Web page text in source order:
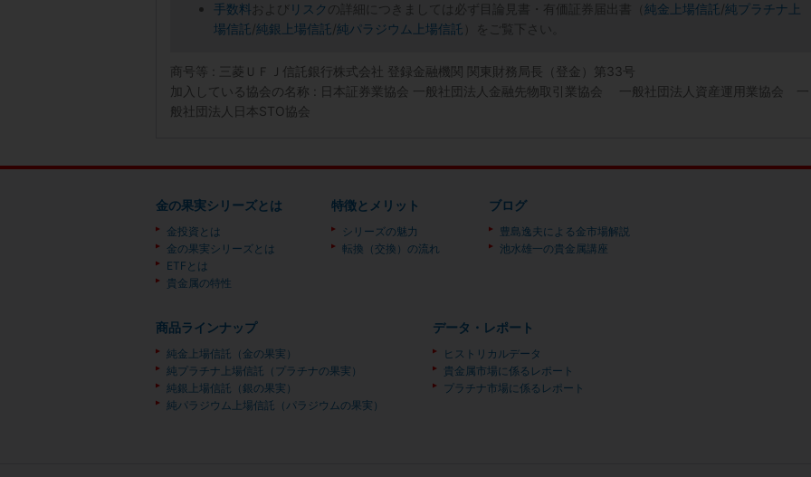
手数料 および リスク の詳細につきましては必ず目論見書・有価証券届出書（ 純金上場信託 /純プラチナ上
場信託 /純銀上場信託 /純パラジウム上場信託 ）をご覧下さい。
商号等 : 三菱ＵＦＪ信託銀行株式会社 登録金融機関 関東財務局長（登金）第33号
加入している協会の名称 : 日本証券業協会 一般社団法人金融先物取引業協会 一般社団法人資産運用業協会 一
般社団法人日本STO協会
金の果実シリーズとは
金投資とは
金の果実シリーズとは
ETFとは
貴金属の特性
特徴とメリット
シリーズの魅力
転換（交換）の流れ
ブログ
豊島逸夫による金市場解説
池水雄一の貴金属講座
商品ラインナップ
純金上場信託（金の果実）
純プラチナ上場信託（プラチナの果実）
純銀上場信託（銀の果実）
純パラジウム上場信託（パラジウムの果実）
データ・レポート
ヒストリカルデータ
貴金属市場に係るレポート
プラチナ市場に係るレポート